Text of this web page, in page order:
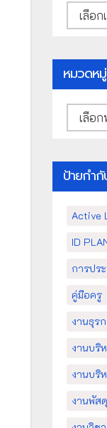
คลัง
เก็บ
หมวดหมู่
หมวด
หมู่
ป้ายกำ
Active
ID
การปร
คู่มือครู
งานธุร
งานบริ
งานบริ
งานพัส